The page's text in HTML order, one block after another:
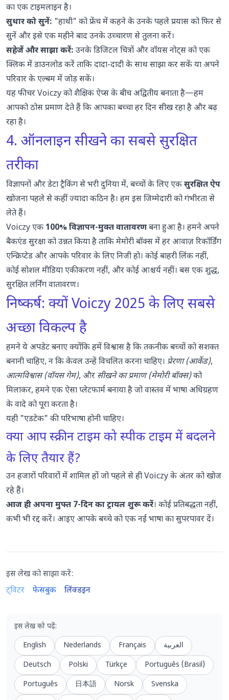
का एक टाइमलाइन है।
सुधार को सुनें: "हाथी" को फ्रेंच में कहने के उनके पहले प्रयास को फिर से
सुनें और इसे एक महीने बाद उनके उच्चारण से तुलना करें।
सहेजें और साझा करें: उनके डिजिटल चित्रों और वॉयस नोट्स को एक
क्लिक में डाउनलोड करें ताकि दादा-दादी के साथ साझा कर सकें या अपने
परिवार के एल्बम में जोड़ सकें।
यह फीचर Voiczy को शैक्षिक ऐप्स के बीच अद्वितीय बनाता है—हम
आपको ठोस प्रमाण देते हैं कि आपका बच्चा हर दिन सीख रहा है और बढ़
रहा है।
4. ऑनलाइन सीखने का सबसे सुरक्षित
तरीका
विज्ञापनों और डेटा ट्रैकिंग से भरी दुनिया में, बच्चों के लिए एकसुरक्षित ऐप
खोजना पहले से कहीं ज्यादा कठिन है। हम इस जिम्मेदारी को गंभीरता से
लेते हैं।
Voiczy एक 100% विज्ञापन-मुक्त वातावरणबना हुआ है। हमने अपने
बैकएंड सुरक्षा को उन्नत किया है ताकि मेमोरी बॉक्स में हर आवाज़ रिकॉर्डिंग
एन्क्रिप्टेड और आपके परिवार के लिए निजी हो। कोई बाहरी लिंक नहीं,
कोई सोशल मीडिया एकीकरण नहीं, और कोई आश्चर्य नहीं। बस एक शुद्ध,
सुरक्षित लर्निंग वातावरण।
निष्कर्ष: क्यों Voiczy 2025 के लिए सबसे
अच्छा विकल्प है
हमने ये अपडेट बनाए क्योंकि हमें विश्वास है कि तकनीक बच्चों को सशक्त
बनानी चाहिए, न कि केवल उन्हें विचलित करना चाहिए। प्रेरणा (आर्केड),
आत्मविश्वास (वॉयस गेम), और सीखने का प्रमाण (मेमोरी बॉक्स)को
मिलाकर, हमने एक ऐसा प्लेटफार्म बनाया है जो वास्तव में भाषा अधिग्रहण
के वादे को पूरा करता है।
यही "एडटेक" की परिभाषा होनी चाहिए।
क्या आप स्क्रीन टाइम को स्पीक टाइम में बदलने
के लिए तैयार हैं?
उन हजारों परिवारों में शामिल हों जो पहले से ही Voiczy के अंतर को खोज
रहे हैं।
आज ही अपना मुफ्त 7-दिन का ट्रायल शुरू करें। कोई प्रतिबद्धता नहीं,
कभी भी रद्द करें। आइए आपके बच्चे को एक नई भाषा का सुपरपावर दें।
इस लेख को साझा करें:
ट्विटर
फेसबुक लिंक्डइन
इस लेख को पढ़ें:
English
Nederlands Français
العربية
Deutsch
Polski Türkçe
Português (Brasil)
Português
日本語 Norsk
Svenska